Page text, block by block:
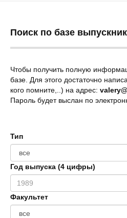
Поиск по базе
Чтобы получить полную
базе. Для этого достаточно
кого помните,..) на адрес:
Пароль будет выслан по
Тип
Год выпуска (4 цифры)
Факультет